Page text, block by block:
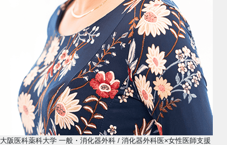
大阪医科薬科大学 一般・消化器外科 / 消化器外科医×女性医師支援